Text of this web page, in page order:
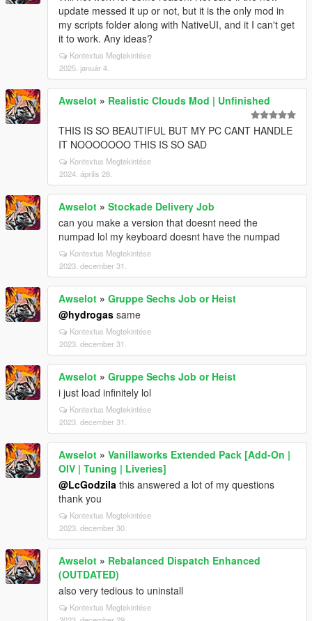
update messed it up or not, but it is the only mod in
my scripts folder along with NativeUI, and it I can't get
it to work. Any ideas?
Kontextus Megtekintése
2025. január 4.
Awselot » Realistic Clouds Mod | Unfinished
THIS IS SO BEAUTIFUL BUT MY PC CANT HANDLE
IT NOOOOOOO THIS IS SO SAD
Kontextus Megtekintése
2024. április 28.
Awselot » Stockade Delivery Job
can you make a version that doesnt need the
numpad lol my keyboard doesnt have the numpad
Kontextus Megtekintése
2023. december 31.
Awselot » Gruppe Sechs Job or Heist
@hydrogas same
Kontextus Megtekintése
2023. december 31.
Awselot » Gruppe Sechs Job or Heist
i just load infinitely lol
Kontextus Megtekintése
2023. december 31.
Awselot » Vanillaworks Extended Pack [Add-On |
OIV | Tuning | Liveries]
@LcGodzila this answered a lot of my questions
thank you
Kontextus Megtekintése
2023. december 30.
Awselot » Rebalanced Dispatch Enhanced
(OUTDATED)
also very tedious to uninstall
Kontextus Megtekintése